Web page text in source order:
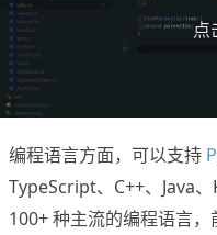
点
编程语言方面，可以支持
TypeScript、C++、Java、
100+ 种主流的编程语言